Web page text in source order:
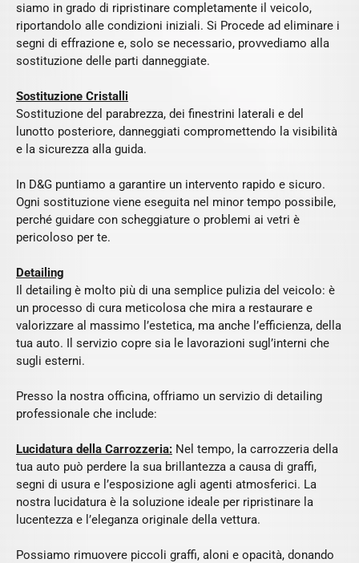
siamo in grado di ripristinare completamente il veicolo,
riportandolo alle condizioni iniziali. Si Procede ad eliminare i
segni di effrazione e, solo se necessario, provvediamo alla
sostituzione delle parti danneggiate.
Sostituzione Cristalli
Sostituzione del parabrezza, dei finestrini laterali e del
lunotto posteriore, danneggiati compromettendo la visibilità
e la sicurezza alla guida.
In D&G puntiamo a garantire un intervento rapido e sicuro.
Ogni sostituzione viene eseguita nel minor tempo possibile,
perché guidare con scheggiature o problemi ai vetri è
pericoloso per te.
Detailing
Il detailing è molto più di una semplice pulizia del veicolo: è
un processo di cura meticolosa che mira a restaurare e
valorizzare al massimo l’estetica, ma anche l’efficienza, della
tua auto. Il servizio copre sia le lavorazioni sugl’interni che
sugli esterni.
Presso la nostra officina, offriamo un servizio di detailing
professionale che include:
Lucidatura della Carrozzeria: Nel tempo, la carrozzeria della
tua auto può perdere la sua brillantezza a causa di graffi,
segni di usura e l’esposizione agli agenti atmosferici. La
nostra lucidatura è la soluzione ideale per ripristinare la
lucentezza e l’eleganza originale della vettura.
Possiamo rimuovere piccoli graffi, aloni e opacità, donando